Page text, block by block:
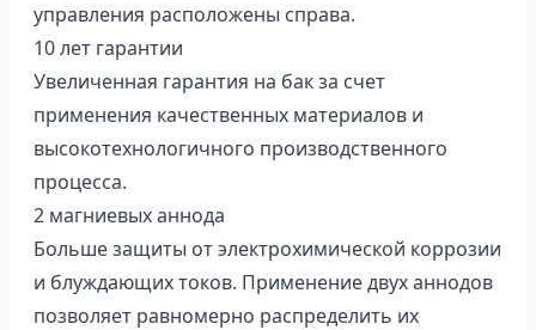
управления расположены справа.
10 лет гарантии
Увеличенная гарантия на бак за счет
применения качественных материалов и
высокотехнологичного производственного
процесса.
2 магниевых аннода
Больше защиты от электрохимической коррозии
и блуждающих токов. Применение двух аннодов
позволяет равномерно распределить их